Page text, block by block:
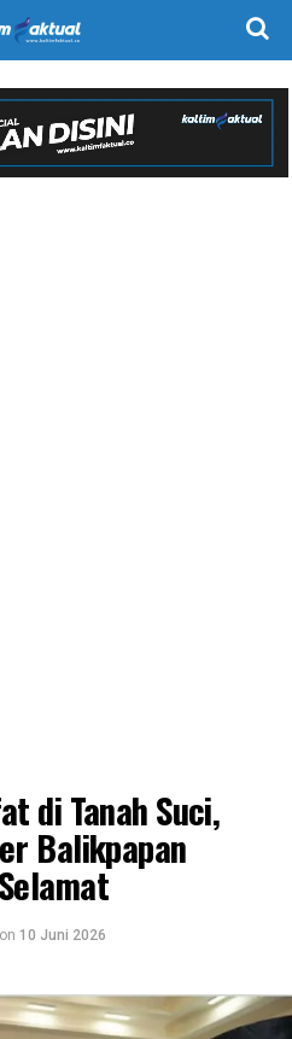
di Tanah Suci,
Balikpapan
on 10 Juni 2026